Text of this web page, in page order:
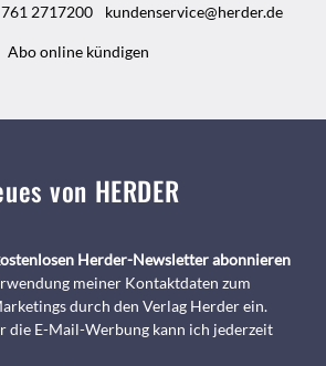
2717200 kundenservice@herder.de
Abo online kündigen
von HERDER
Herder-Newsletter abonnieren
meiner Kontaktdaten zum
durch den Verlag Herder ein.
die E-Mail-Werbung kann ich jederzeit